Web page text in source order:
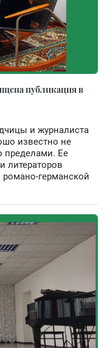
публикация в
и журналиста
известно не
пределами. Ее
литераторов
романо-германской